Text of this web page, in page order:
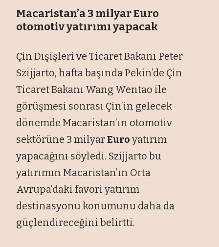
Macaristan’a 3 milyar Euro
otomotiv yatırımı yapacak
Çin Dışişleri ve Ticaret Bakanı Peter
Szijjarto, hafta başında Pekin’de Çin
Ticaret Bakanı Wang Wentao ile
görüşmesi sonrası Çin’in gelecek
dönemde Macaristan’ın otomotiv
sektörüne 3 milyarEuro yatırım
yapacağını söyledi. Szijjarto bu
yatırımın Macaristan’ın Orta
Avrupa’daki favori yatırım
destinasyonu konumunu daha da
güçlendireceğini belirtti.